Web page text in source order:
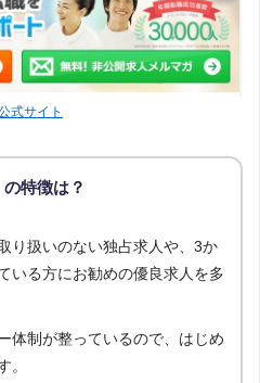
式サイト
の特徴は？
り扱いのない独占求人や、3か
いる方にお勧めの優良求人を多
体制が整っているので、はじめ
。